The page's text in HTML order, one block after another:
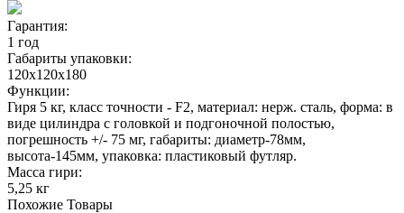
Гарантия:
1 год
Габариты упаковки:
120х120х180
Функции:
Гиря 5 кг, класс точности - F2, материал: нерж. сталь, форма: в
виде цилиндра с головкой и подгоночной полостью,
погрешность +/- 75 мг, габариты: диаметр-78мм,
высота-145мм, упаковка: пластиковый футляр.
Масса гири:
5,25 кг
Похожие Товары